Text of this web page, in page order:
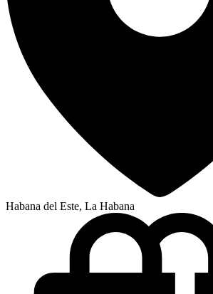
Habana del Este, La Habana